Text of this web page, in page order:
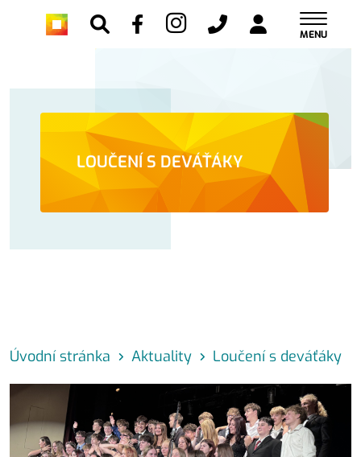
MENU
LOUČENÍ S DEVÁŤÁKY
Úvodní stránka Aktuality Loučení s deváťáky